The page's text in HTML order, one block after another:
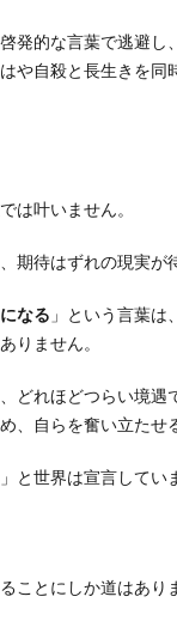
発的な言葉で逃避し
や自殺と長生きを同
は叶いません。
期待はずれの現実が
なる 」という言葉は
りません。
どれほどつらい境遇
、自らを奮い立たせ
と世界は宣言してい
ことにしか道はあり